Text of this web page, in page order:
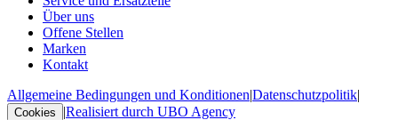
Über uns
Offene Stellen
Marken
Kontakt
Allgemeine Bedingungen und Konditionen|Datenschutzpolitik|
Cookies |Realisiert durch UBO Agency